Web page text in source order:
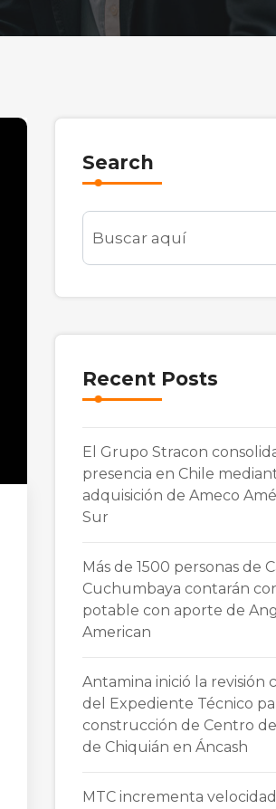
Search
Recent Posts
El Grupo Stracon
presencia en Chile
adquisición de Ameco
Sur
Más de 1500 personas de
Cuchumbaya contarán
potable con aporte de
American
Antamina inició la revisión
del Expediente Técnico
construcción de Centro
de Chiquián en Áncash
MTC incrementa